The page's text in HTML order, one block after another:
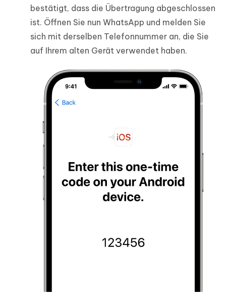
bestätigt, dass die Übertragung abgeschlossen
ist. Öffnen Sie nun WhatsApp und melden Sie
sich mit derselben Telefonnummer an, die Sie
auf Ihrem alten Gerät verwendet haben.